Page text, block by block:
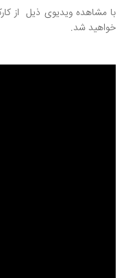
با مشاهده ویدیوی ذیل از
خواهید شد.